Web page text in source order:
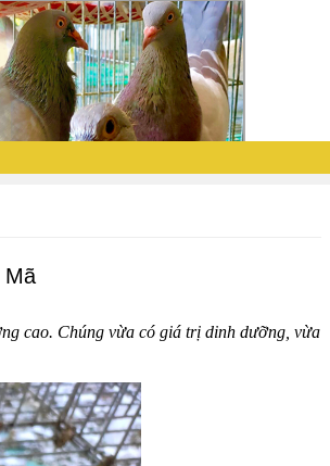
Mã
cao. Chúng vừa có giá trị dinh dưỡng, vừa